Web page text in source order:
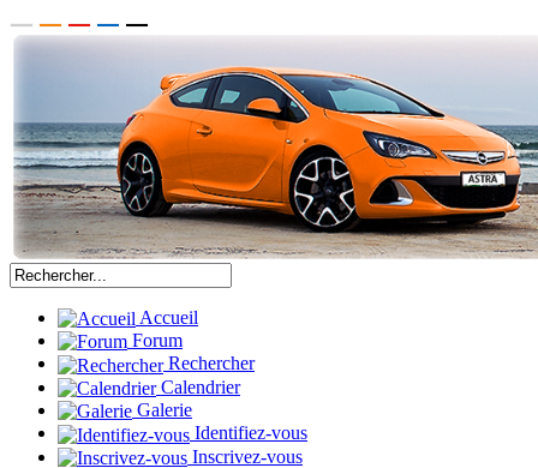
Accueil
Forum
Rechercher
Calendrier
Galerie
Identifiez-vous
Inscrivez-vous